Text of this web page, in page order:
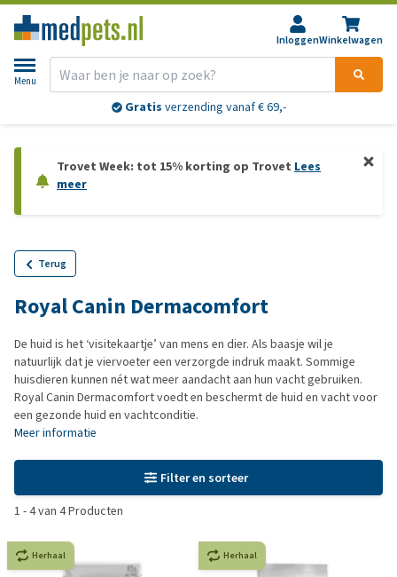
InloggenWinkelwagen
Menu
Gratis verzending vanaf € 69,-
Trovet Week: tot 15% korting op Trovet Lees
meer
Terug
Royal Canin Dermacomfort
De huid is het ‘visitekaartje’ van mens en dier. Als baasje wil je
natuurlijk dat je viervoeter een verzorgde indruk maakt. Sommige
huisdieren kunnen nét wat meer aandacht aan hun vacht gebruiken.
Royal Canin Dermacomfort voedt en beschermt de huid en vacht voor
een gezonde huid en vachtconditie.
Meer informatie
Filter en sorteer
1 -4van 4Producten
Herhaal Herhaal